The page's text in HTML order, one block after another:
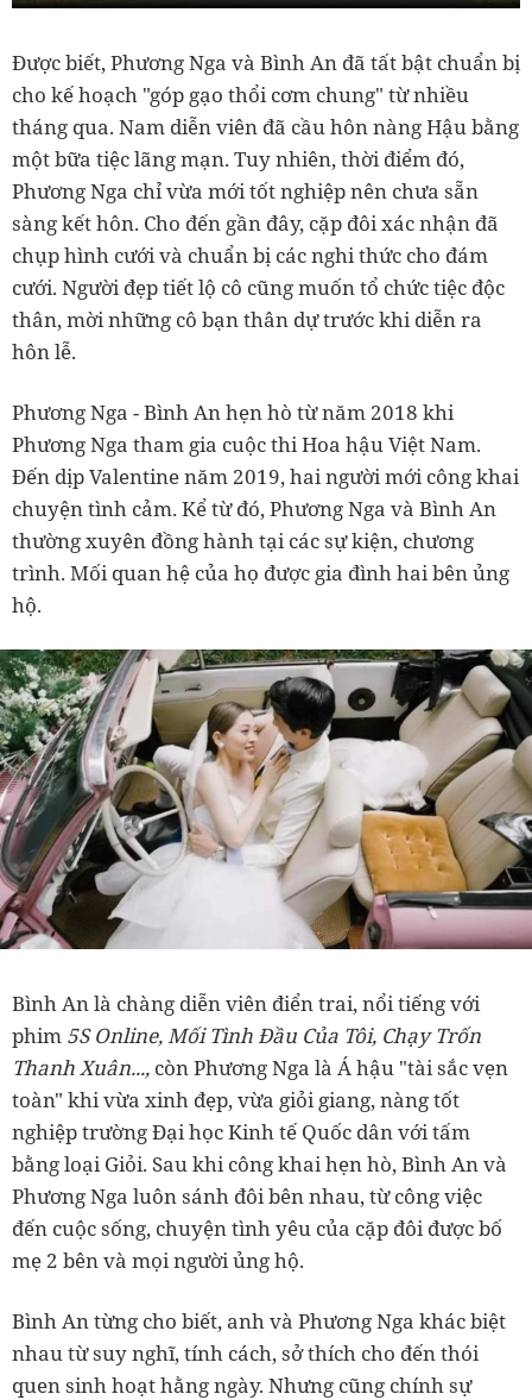
Được biết, Phương Nga và Bình An đã tất bật chuẩn bị
cho kế hoạch "góp gạo thổi cơm chung" từ nhiều
tháng qua. Nam diễn viên đã cầu hôn nàng Hậu bằng
một bữa tiệc lãng mạn. Tuy nhiên, thời điểm đó,
Phương Nga chỉ vừa mới tốt nghiệp nên chưa sẵn
sàng kết hôn. Cho đến gần đây, cặp đôi xác nhận đã
chụp hình cưới và chuẩn bị các nghi thức cho đám
cưới. Người đẹp tiết lộ cô cũng muốn tổ chức tiệc độc
thân, mời những cô bạn thân dự trước khi diễn ra
hôn lễ.
Phương Nga - Bình An hẹn hò từ năm 2018 khi
Phương Nga tham gia cuộc thi Hoa hậu Việt Nam.
Đến dịp Valentine năm 2019, hai người mới công khai
chuyện tình cảm. Kể từ đó, Phương Nga và Bình An
thường xuyên đồng hành tại các sự kiện, chương
trình. Mối quan hệ của họ được gia đình hai bên ủng
hộ.
Bình An là chàng diễn viên điển trai, nổi tiếng với
phim 5S Online, Mối Tình Đầu Của Tôi, Chạy Trốn
Thanh Xuân..., còn Phương Nga là Á hậu "tài sắc vẹn
toàn" khi vừa xinh đẹp, vừa giỏi giang, nàng tốt
nghiệp trường Đại học Kinh tế Quốc dân với tấm
bằng loại Giỏi. Sau khi công khai hẹn hò, Bình An và
Phương Nga luôn sánh đôi bên nhau, từ công việc
đến cuộc sống, chuyện tình yêu của cặp đôi được bố
mẹ 2 bên và mọi người ủng hộ.
Bình An từng cho biết, anh và Phương Nga khác biệt
nhau từ suy nghĩ, tính cách, sở thích cho đến thói
quen sinh hoạt hằng ngày. Nhưng cũng chính sự